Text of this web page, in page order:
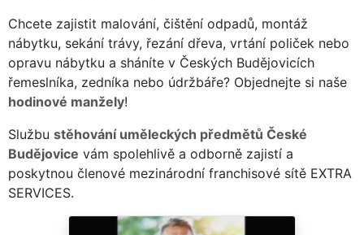
Chcete zajistit malování, čištění odpadů, montáž
nábytku, sekání trávy, řezání dřeva, vrtání poliček nebo
opravu nábytku a sháníte v Českých Budějovicích
řemeslníka, zedníka nebo údržbáře? Objednejte si naše
hodinové manžely!
Službu stěhování uměleckých předmětů České
Budějovice vám spolehlivě a odborně zajistí a
poskytnou členové mezinárodní franchisové sítě EXTRA
SERVICES.